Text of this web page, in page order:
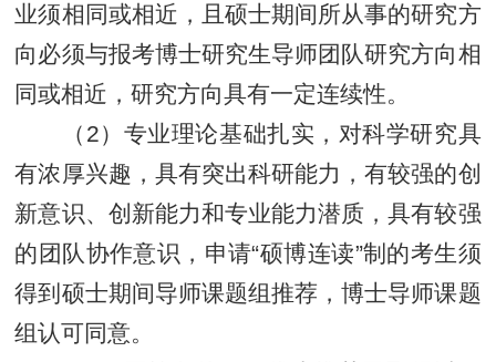
业须相同或相近，且硕士期间所从事的研究方
向必须与报考博士研究生导师团队研究方向相
同或相近，研究方向具有一定连续性。
（2）专业理论基础扎实，对科学研究具
有浓厚兴趣，具有突出科研能力，有较强的创
新意识、创新能力和专业能力潜质，具有较强
的团队协作意识，申请“硕博连读”制 的考生须
得到硕士期间导师课题组推荐，博士导师课题
组认可同意。